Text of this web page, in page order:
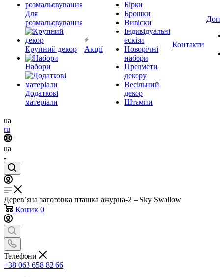
Для
розмальовування
Крупний декор
Набори
Додаткові
матеріали
Акції
Бірки
Брошки
Вивіски
Індивідуальні
ескізи
Новорічні
набори
Предмети
декору
Весільний
декор
Штампи
Контакти
ua
ru
ua
Дерев’яна заготовка пташка ажурна-2 – Sky Swallow
Кошик 0
Телефони
+38 063 658 82 66